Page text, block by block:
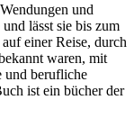
und
lässt sie bis zum
einer Reise, durch
waren, mit
und berufliche
ist ein bücher der